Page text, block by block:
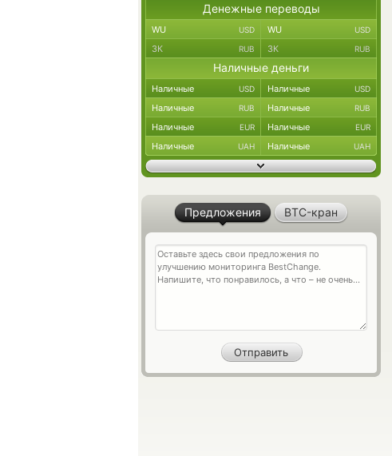
Денежные переводы
WU USD WU USD
ЗК RUB ЗК RUB
Наличные деньги
Наличные USD Наличные USD
Наличные RUB Наличные RUB
Наличные EUR Наличные EUR
Наличные UAH Наличные UAH
Предложения BTC-кран